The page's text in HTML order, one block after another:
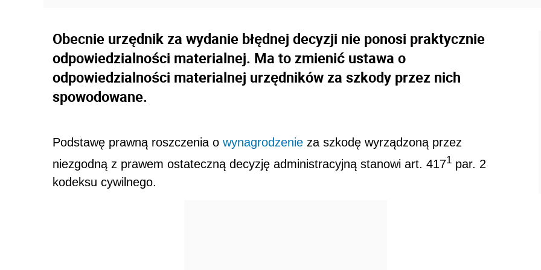
Obecnie urzędnik za wydanie błędnej decyzji nie ponosi praktycznie
odpowiedzialności materialnej. Ma to zmienić ustawa o
odpowiedzialności materialnej urzędników za szkody przez nich
spowodowane.
Podstawę prawną roszczenia o wynagrodzenie za szkodę wyrządzoną przez
niezgodną z prawem ostateczną decyzję administracyjną stanowi art. 4171 par. 2
kodeksu cywilnego.